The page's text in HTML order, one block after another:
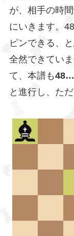
が、相手の時
にいきます。
ピンできる、
全然できてい
て、本譜も
と進行し、た